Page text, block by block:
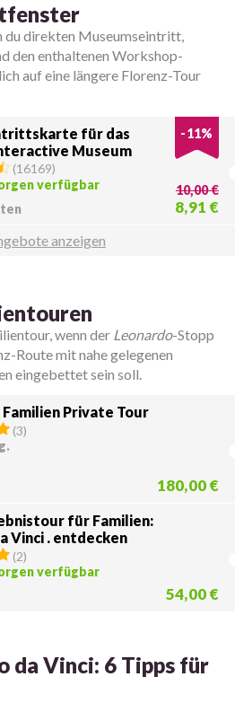
du direkten Museumseintritt,
den enthaltenen Workshop-
auf eine längere Florenz-Tour
für das
Museum
-11%
(16169)
verfügbar
10,00 €
8,91 €
anzeigen
wenn der Leonardo-Stopp
Route mit nahe gelegenen
eingebettet sein soll.
Private Tour
(3)
180,00 €
für Familien:
Vinci . entdecken
(2)
verfügbar
54,00 €
da Vinci: 6 Tipps für